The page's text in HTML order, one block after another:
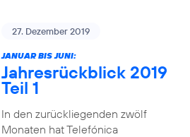
27. Dezember 2019
JANUAR BIS JUNI:
Jahresrückblick 2019
Teil 1
In den zurückliegenden zwölf
Monaten hat Telefónica